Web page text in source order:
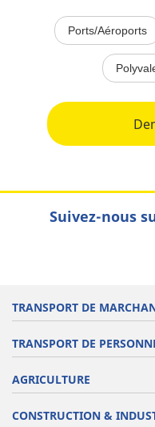
Ports/Aéroports
Suivez-nous
TRANSPORT DE
TRANSPORT DE
AGRICULTURE
CONSTRUCTION &